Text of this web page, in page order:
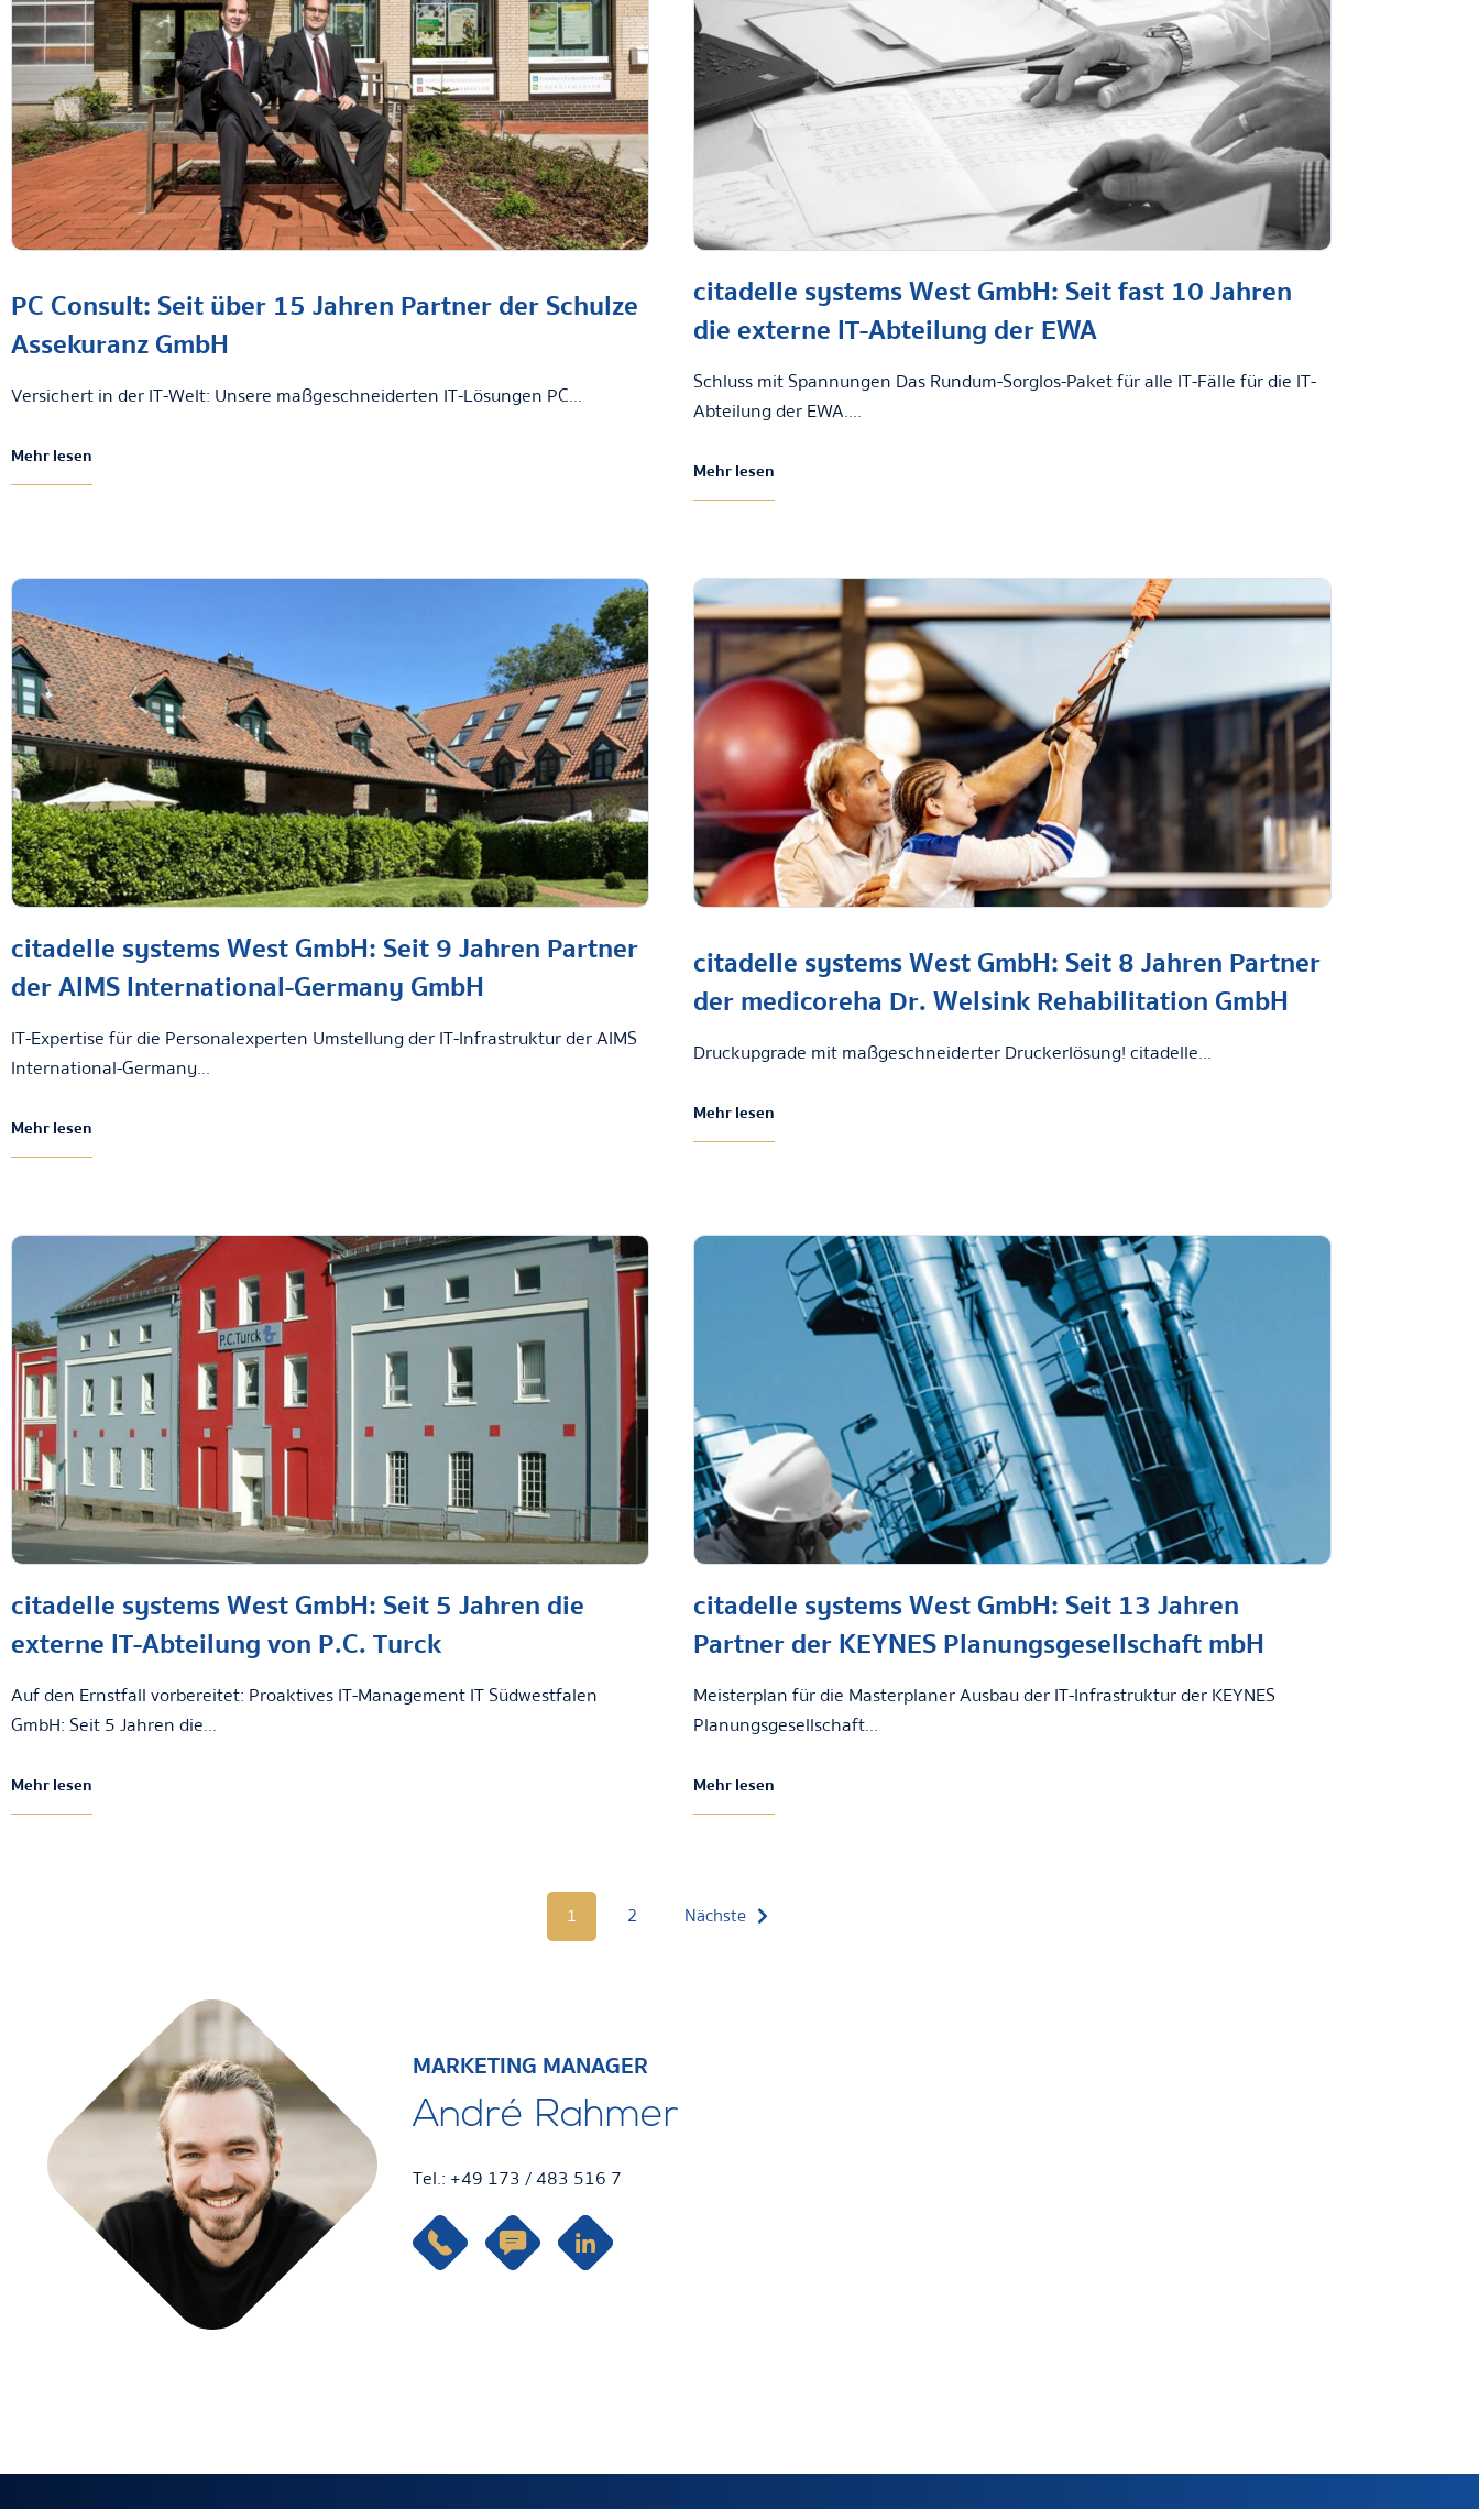
PC Consult: Seit über 15 Jahren Partner der Schulze
Assekuranz GmbH
Versichert in der IT-Welt: Unsere maßgeschneiderten IT-Lösungen PC...
Mehr lesen
citadelle systems West GmbH: Seit fast 10 Jahren
die externe IT-Abteilung der EWA
Schluss mit Spannungen Das Rundum-Sorglos-Paket für alle IT-Fälle für die IT-
Abteilung der EWA....
Mehr lesen
citadelle systems West GmbH: Seit 9 Jahren Partner
der AIMS International-Germany GmbH
IT-Expertise für die Personalexperten Umstellung der IT-Infrastruktur der AIMS
International-Germany...
Mehr lesen
citadelle systems West GmbH: Seit 8 Jahren Partner
der medicoreha Dr. Welsink Rehabilitation GmbH
Druckupgrade mit maßgeschneiderter Druckerlösung! citadelle...
Mehr lesen
citadelle systems West GmbH: Seit 5 Jahren die
externe IT-Abteilung von P.C. Turck
Auf den Ernstfall vorbereitet: Proaktives IT-Management IT Südwestfalen
GmbH: Seit 5 Jahren die...
Mehr lesen
citadelle systems West GmbH: Seit 13 Jahren
Partner der KEYNES Planungsgesellschaft mbH
Meisterplan für die Masterplaner Ausbau der IT-Infrastruktur der KEYNES
Planungsgesellschaft...
Mehr lesen
1 2 Nächste
MARKETING MANAGER
André Rahmer
Tel.: +49 173 / 483 516 7